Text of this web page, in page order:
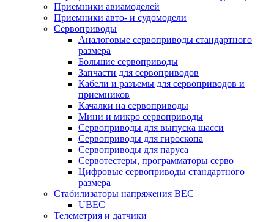
Приемники авиамоделей
Приемники авто- и судомодели
Сервоприводы
Аналоговые сервоприводы стандартного
размера
Большие сервоприводы
Запчасти для сервоприводов
Кабели и разъемы для сервоприводов и
приемников
Качалки на сервоприводы
Мини и микро сервоприводы
Сервоприводы для выпуска шасси
Сервоприводы для гироскопа
Сервоприводы для паруса
Сервотестеры, программаторы серво
Цифровые сервоприводы стандартного
размера
Стабилизаторы напряжения BEC
UBEC
Телеметрия и датчики